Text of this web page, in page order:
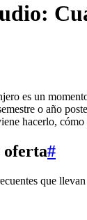
es un
o año
hacerlo,
oferta#
que